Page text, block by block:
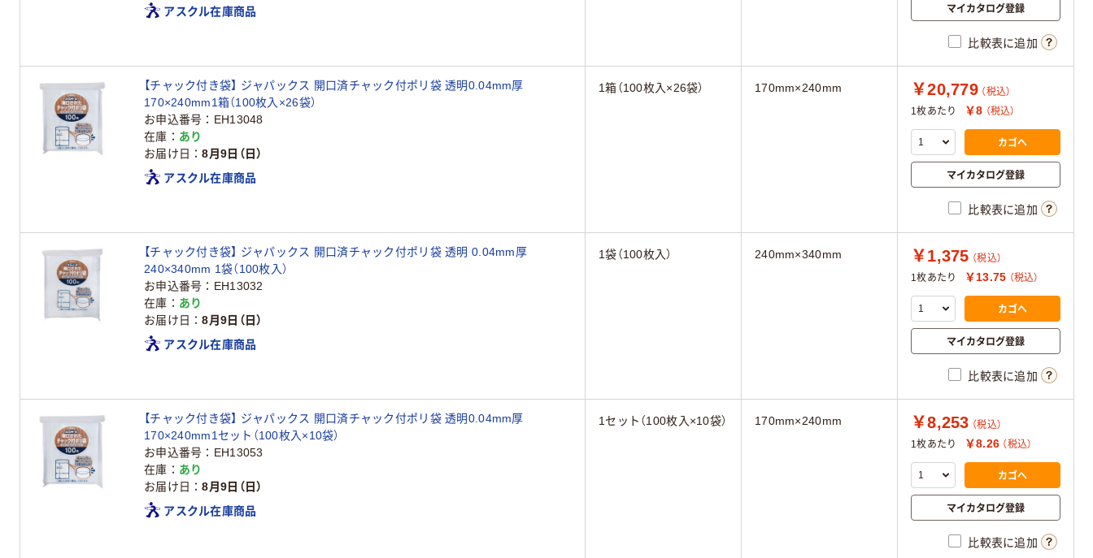
アスクル在庫商品
マイカタログ登録
比較表に追加
【チャック付き袋】 ジャパックス 開口済チャック付ポリ袋 透明0.04mm厚
170×240mm1箱（100枚入×26袋）
お申込番号
EH13048
在庫
あり
お届け日
8月9日（日）
アスクル在庫商品
1箱（100枚入×26袋） 170mm×240mm ￥20,779 （税込）
1枚あたり
￥8 （税込）
カゴへ
マイカタログ登録
比較表に追加
【チャック付き袋】 ジャパックス 開口済チャック付ポリ袋 透明 0.04mm厚
240×340mm 1袋（100枚入）
お申込番号
EH13032
在庫
あり
お届け日
8月9日（日）
アスクル在庫商品
1袋（100枚入） 240mm×340mm ￥1,375 （税込）
1枚あたり
￥13.75 （税込）
カゴへ
マイカタログ登録
比較表に追加
【チャック付き袋】 ジャパックス 開口済チャック付ポリ袋 透明0.04mm厚
170×240mm1セット（100枚入×10袋）
お申込番号
EH13053
在庫
あり
お届け日
8月9日（日）
アスクル在庫商品
1セット（100枚入×10袋） 170mm×240mm ￥8,253 （税込）
1枚あたり
￥8.26 （税込）
カゴへ
マイカタログ登録
比較表に追加